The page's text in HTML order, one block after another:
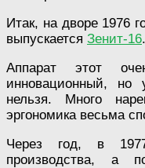
Итак, на дворе 1976
выпускается Зенит-16.
Аппарат этот
инновационный, но
нельзя. Много
эргономика весьма
Через год, в
производства, а